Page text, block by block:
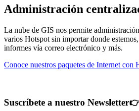
Administración
La nube de GIS nos permite
varios Hotspot sin importar donde
informes vía correo electrónico y más.
Conoce nuestros paquetes de Internet con
Suscríbete a nuestro Newsletter